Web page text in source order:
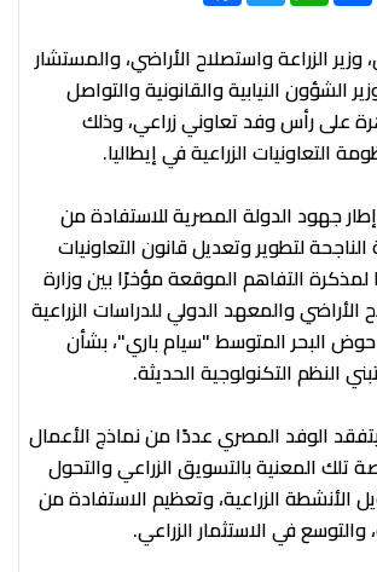
وزير الزراعة واستصلاح الأراضي، والمستشار
الشؤون النيابية والقانونية والتواصل
على رأس وفد تعاوني زراعي، وذلك
التعاونيات الزراعية في إيطاليا.
جهود الدولة المصرية للاستفادة من
الناجحة لتطوير وتعديل قانون التعاونيات
لمذكرة التفاهم الموقعة مؤخرًا بين وزارة
الأراضي والمعهد الدولي للدراسات الزراعية
البحر المتوسط "سيام باري"، بشأن
النظم التكنولوجية الحديثة.
الوفد المصري عددًا من نماذج الأعمال
تلك المعنية بالتسويق الزراعي والتحول
الأنشطة الزراعية، وتعظيم الاستفادة من
والتوسع في الاستثمار الزراعي.